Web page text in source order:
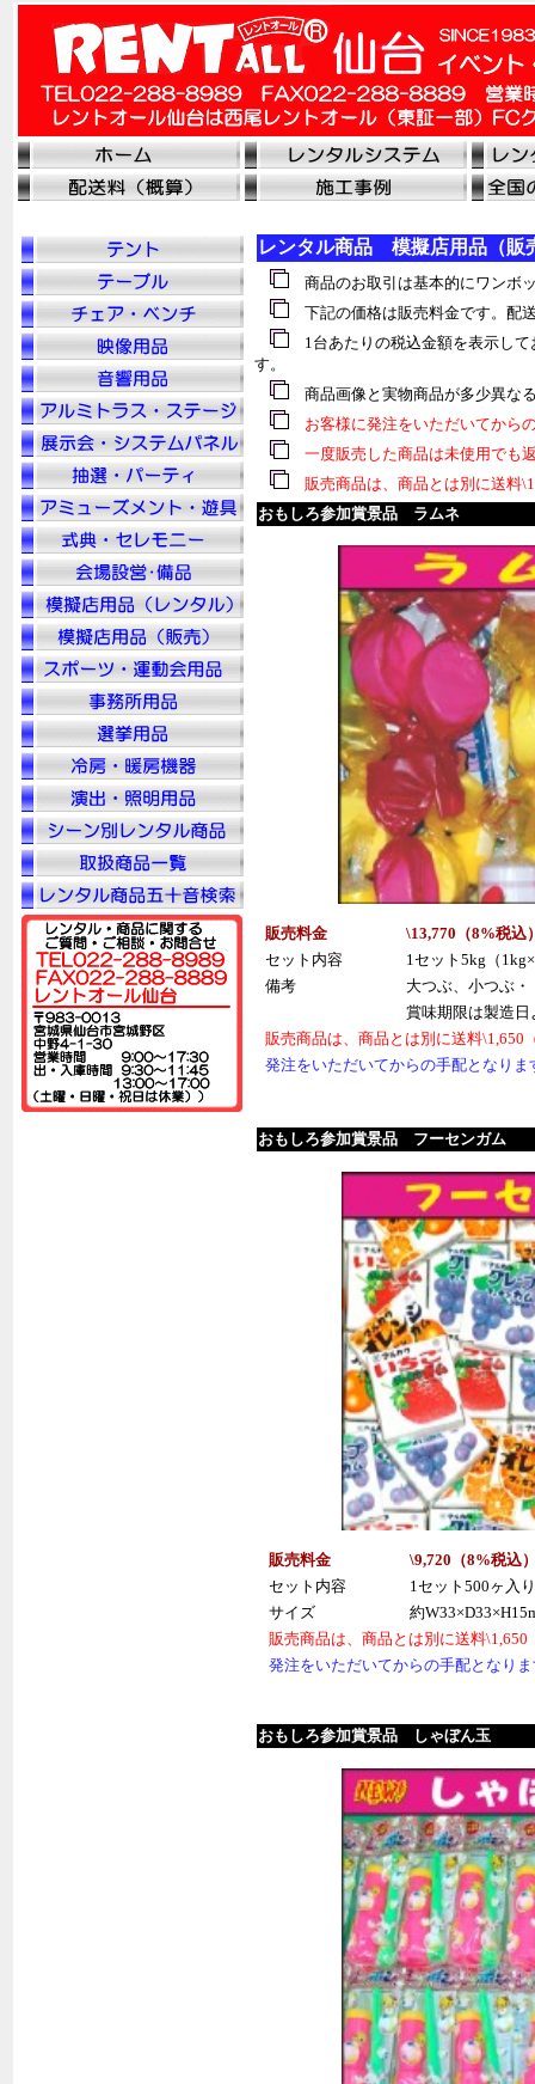
レンタル商品 模擬店用品（販
商品のお取引は基本的にワンボ
下記の価格は販売料金です。配
1台あたりの税込金額を表示して
す。
商品画像と実物商品が多少異な
お客様に発注をいただいてから
一度販売した商品は未使用でも
販売商品は、商品とは別に送料
おもしろ参加賞景品 ラムネ
販売料金 \13,770（8%税込
セット内容
1セット5kg（
備考
大つぶ、小つぶ
賞味期限は製造
販売商品は、商品とは別に送料\1,650
発注をいただいてからの手配となり
おもしろ参加賞景品 フーセンガム
販売料金 \9,720（8%税込
セット内容
1セット500ヶ入り
サイズ
約
販売商品は、商品とは別に送料
発注をいただいてからの手配となり
おもしろ参加賞景品 しゃぼん玉